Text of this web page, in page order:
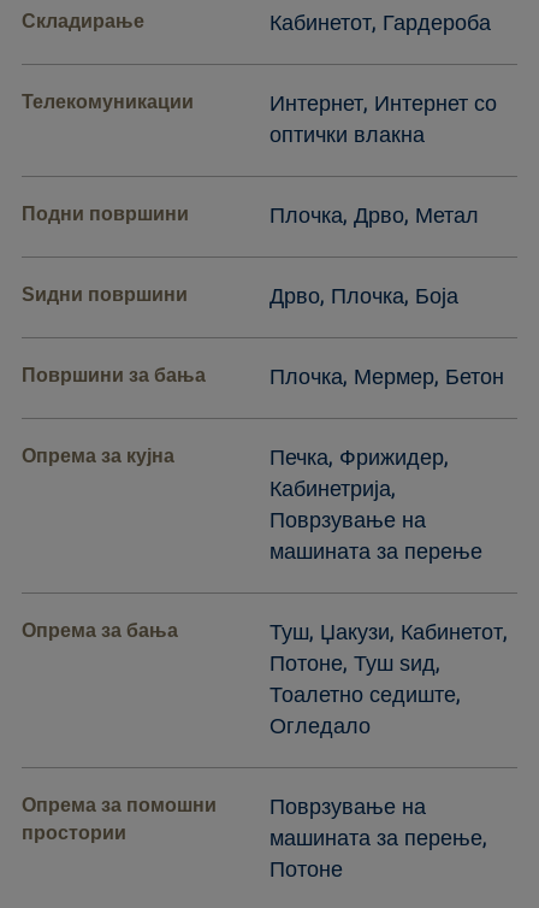
Складирање Кабинетот, Гардероба
Телекомуникации
Интернет, Интернет со
оптички влакна
Подни површини Плочка, Дрво, Метал
Ѕидни површини Дрво, Плочка, Боја
Површини за бања Плочка, Мермер, Бетон
Опрема за кујна
Печка, Фрижидер,
Кабинетрија,
Поврзување на
машината за перење
Опрема за бања
Туш, Џакузи, Кабинетот,
Потоне, Туш ѕид,
Тоалетно седиште,
Огледало
Опрема за помошни
простории
Поврзување на
машината за перење,
Потоне